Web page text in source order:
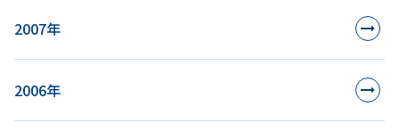
2007年
2006年